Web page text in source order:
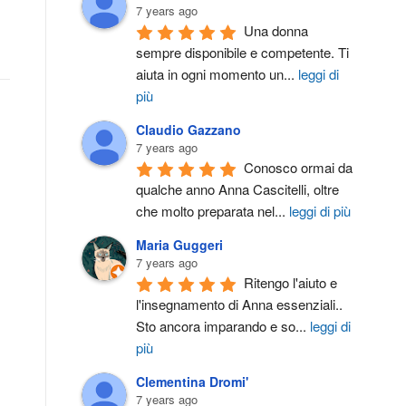
7 years ago
Una donna
sempre disponibile e competente. Ti
aiuta in ogni momento un... leggi di
più
Claudio Gazzano
7 years ago
Conosco ormai da
qualche anno Anna Cascitelli, oltre
che molto preparata nel... leggi di più
Maria Guggeri
7 years ago
Ritengo l'aiuto e
l'insegnamento di Anna essenziali..
Sto ancora imparando e so... leggi di
più
Clementina Dromi'
7 years ago